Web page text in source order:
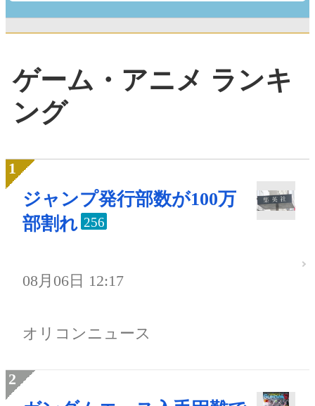
ゲーム・アニメ ランキ
ング
ジャンプ発行部数が100万
部割れ 256
08月06日 12:17
オリコンニュース